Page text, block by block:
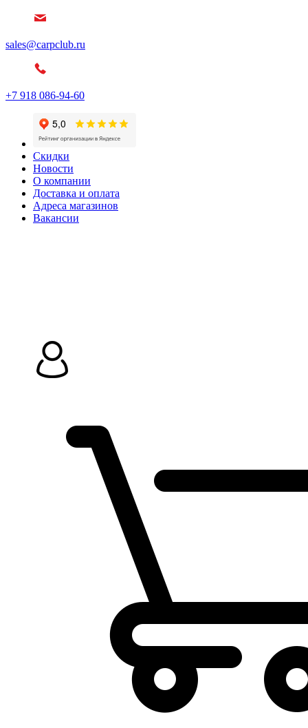
sales@carpclub.ru
+7 918 086-94-60
Скидки
Новости
О компании
Доставка и оплата
Адреса магазинов
Вакансии